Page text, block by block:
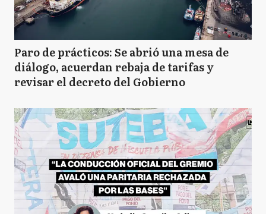
Paro de prácticos: Se abrió una mesa de
diálogo, acuerdan rebaja de tarifas y
revisar el decreto del Gobierno